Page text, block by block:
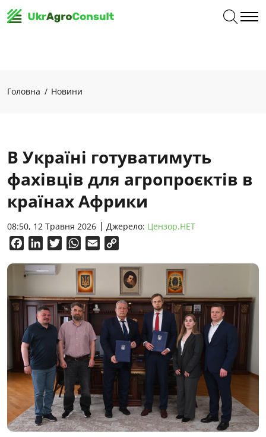
Головна Новини
В Україні готуватимуть
фахівців для агропроєктів в
країнах Африки
08:50, 12 Травня 2026 Джерело: Цензор.НЕТ
FacebookLinkedInTwitterWhatsApp
Email